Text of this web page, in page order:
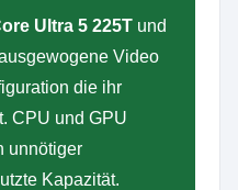
Ultra 5 225T und
Video
die ihr
CPU und GPU
unnötiger
Kapazität.